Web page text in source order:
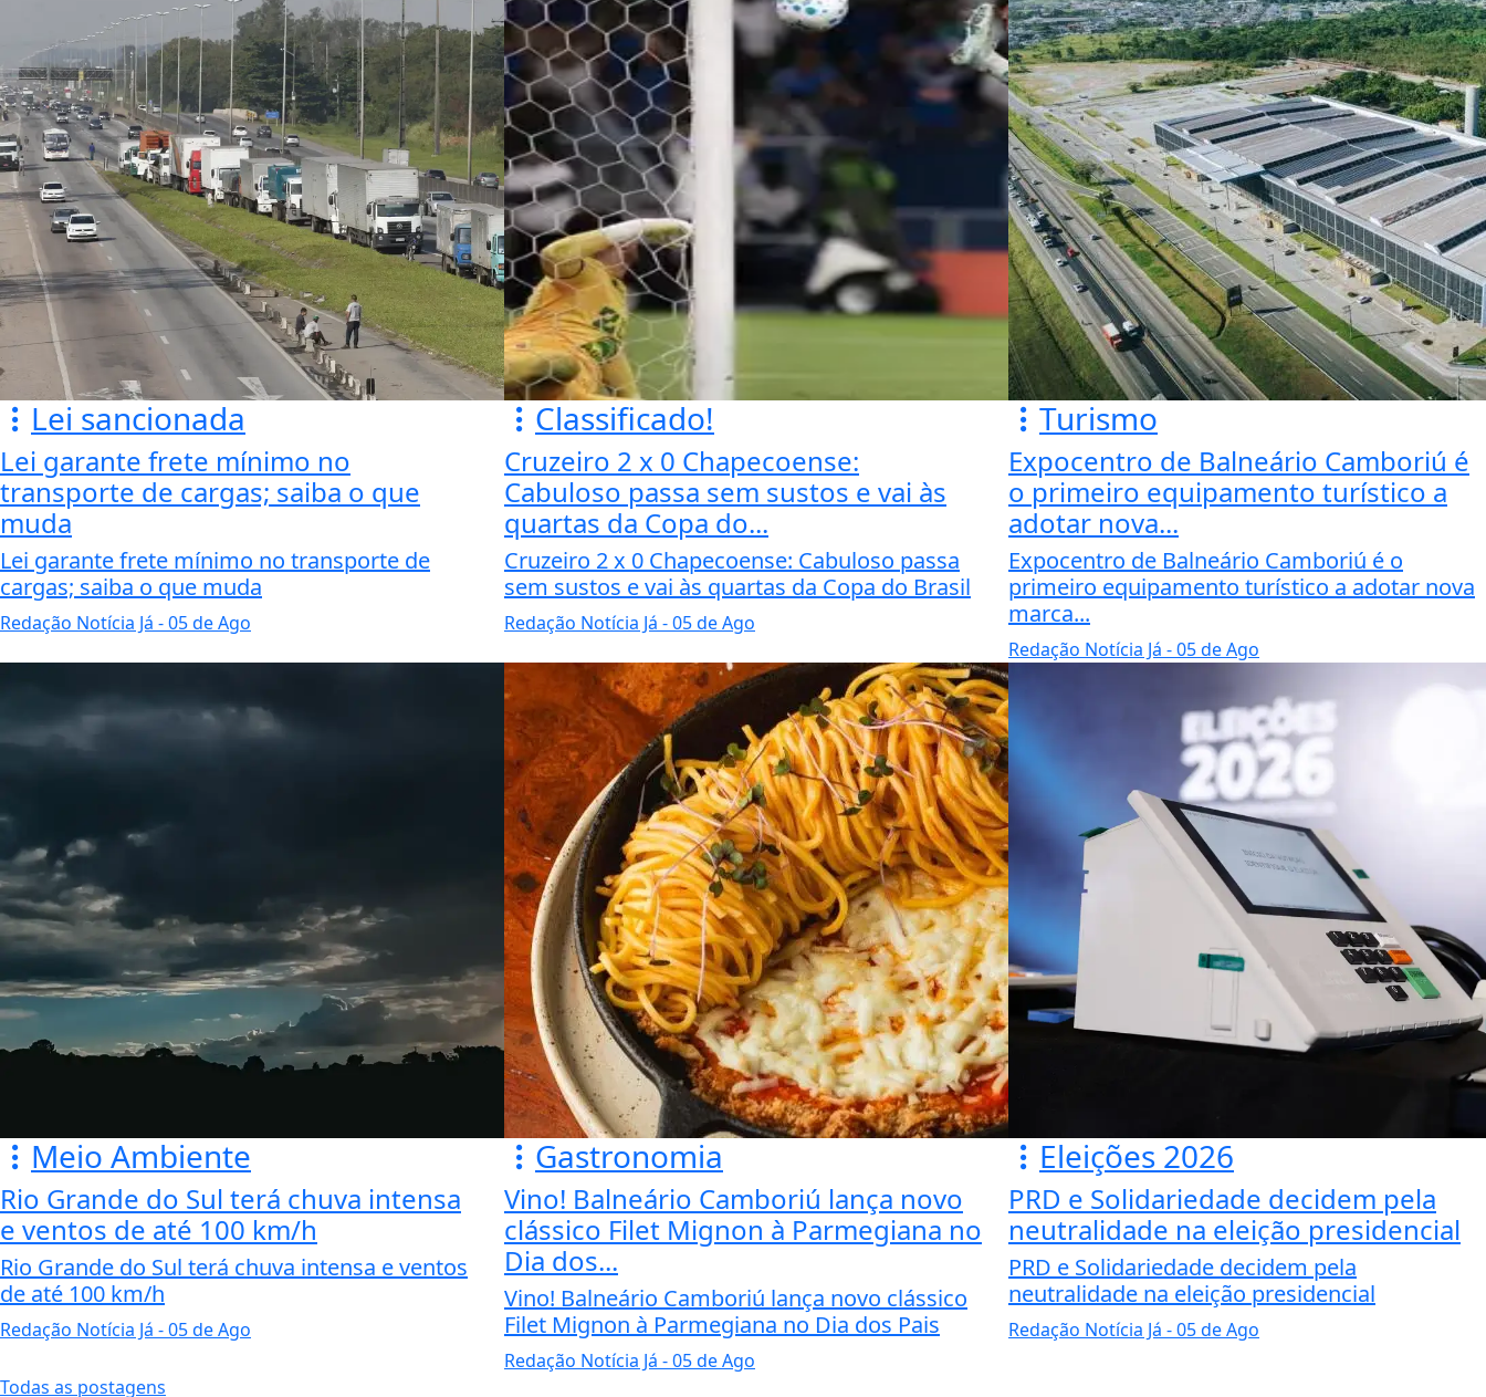
Lei sancionada
Lei garante frete mínimo no
transporte de cargas; saiba o que
muda
Lei garante frete mínimo no transporte de
cargas; saiba o que muda
Redação Notícia Já - 05 de Ago
Classificado!
Cruzeiro 2 x 0 Chapecoense:
Cabuloso passa sem sustos e vai às
quartas da Copa do...
Cruzeiro 2 x 0 Chapecoense: Cabuloso passa
sem sustos e vai às quartas da Copa do Brasil
Redação Notícia Já - 05 de Ago
Turismo
Expocentro de Balneário Camboriú é
o primeiro equipamento turístico a
adotar nova...
Expocentro de Balneário Camboriú é o
primeiro equipamento turístico a adotar nova
marca...
Redação Notícia Já - 05 de Ago
Meio Ambiente
Rio Grande do Sul terá chuva intensa
e ventos de até 100 km/h
Rio Grande do Sul terá chuva intensa e ventos
de até 100 km/h
Redação Notícia Já - 05 de Ago
Gastronomia
Vino! Balneário Camboriú lança novo
clássico Filet Mignon à Parmegiana no
Dia dos...
Vino! Balneário Camboriú lança novo clássico
Filet Mignon à Parmegiana no Dia dos Pais
Redação Notícia Já - 05 de Ago
Eleições 2026
PRD e Solidariedade decidem pela
neutralidade na eleição presidencial
PRD e Solidariedade decidem pela
neutralidade na eleição presidencial
Redação Notícia Já - 05 de Ago
Todas as postagens